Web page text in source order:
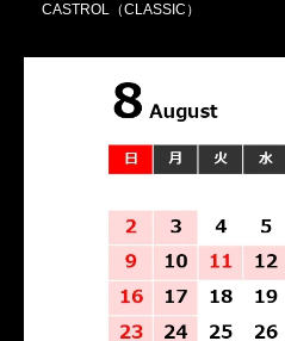
CASTROL（CLASSIC）